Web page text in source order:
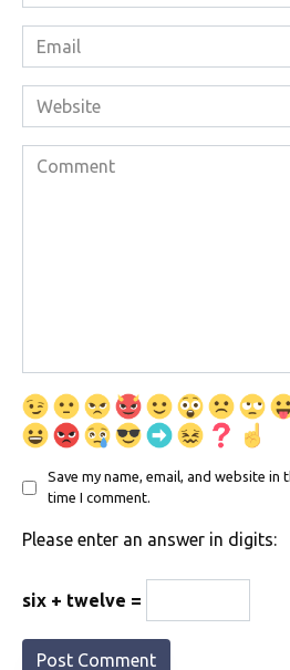
*
Email
*
Website
Comment
Save my name, email, and website
time I comment.
Please enter an answer in digits:
six + twelve =